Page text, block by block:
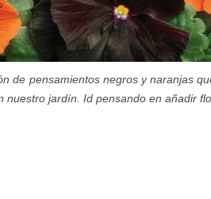
de pensamientos negros y naranjas
nuestro jardín. Id pensando en añadir